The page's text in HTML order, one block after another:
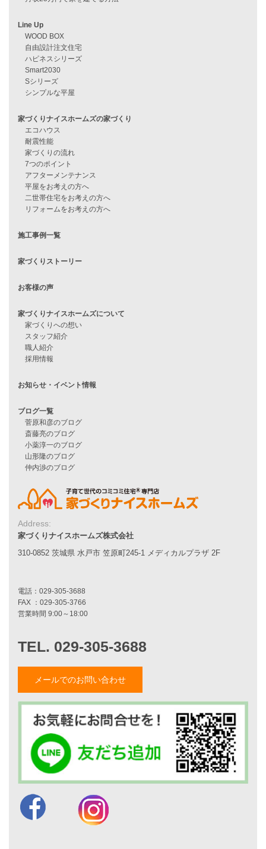
見学会情報
住宅ローンに不安がある方へ
住宅ローン審査に落ちた方・
他社で無理だと言われた方へ
住宅ローンのよくある質問
月収25万円で家を建てる方法
Line Up
WOOD BOX
ハピネスシリーズ
Sシリーズ
エコハウス
耐震性能
家づくりの流れ
7つのポイント
平屋をお考えの方へ
施工事例一覧
家づくりストーリー
お客様の声
家づくりナイスホームズについて
家づくりへの想い
職人紹介
お知らせ・イベント情報
菅原和彦のブログ
斎藤亮のブログ
小薬淳一のブログ
山形隆のブログ
仲内渉のブログ
Address:
家づくりナイスホームズ株式会社
310-0852 茨城県 水戸市 笠原町245-1 メディカルプラザ 2F
029-305-3688
メールでのお問い合わせ